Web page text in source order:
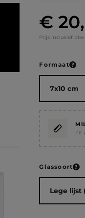
Normale
€
Prijs inclusief
Selecteer
Formaat
Zit
Selecteer
Glassoort